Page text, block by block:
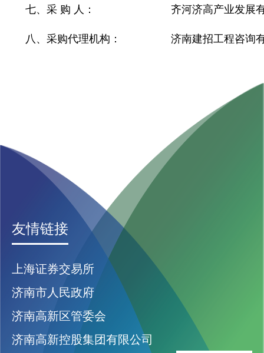
七、采 购 人：
齐河济高产业发展
八、采购代理机构：
济南建招工程咨询
友情链接
上海证券交易所
济南市人民政府
济南高新区管委会
济南高新控股集团有限公司